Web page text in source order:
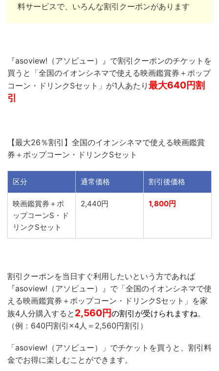
料サービスで、いろんな割引クーポンがあります
『asoview!（アソビュー）』で割引クーポンのチケットを
買うと「全国のイオンシネマで使える映画鑑賞券＋ポップ
コーン・ドリンクSセット」が1人あたり 最大640円割
引
【最大26％割引】全国のイオンシネマで使える映画鑑賞
券＋ポップコーン・ドリンクSセット
区分 通常価格 割引後価格
映画鑑賞券＋ポ
ップコーンS・ド
リンクSセット
2,440円 1,800円
割引クーポンを当日すぐ利用したいという方であれば
『asoview!（アソビュー）』で「全国のイオンシネマで使
える映画鑑賞券＋ポップコーン・ドリンクSセット」を家
族4人分購入すると 2,560円の割引が受けられますね。
（例：640円割引×4人＝2,560円割引）
「asoview!（アソビュー）」でチケットを買うと、割引料
金でお得に楽しむことができます。